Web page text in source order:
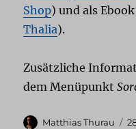
Shop) und als
Thalia).
Zusätzliche
dem Menüpunkt
Autor
Matthias Thurau